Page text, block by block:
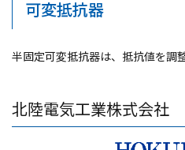
可変抵抗器
半固定可変抵抗器は、抵抗値を調
北陸電気工業株式会社